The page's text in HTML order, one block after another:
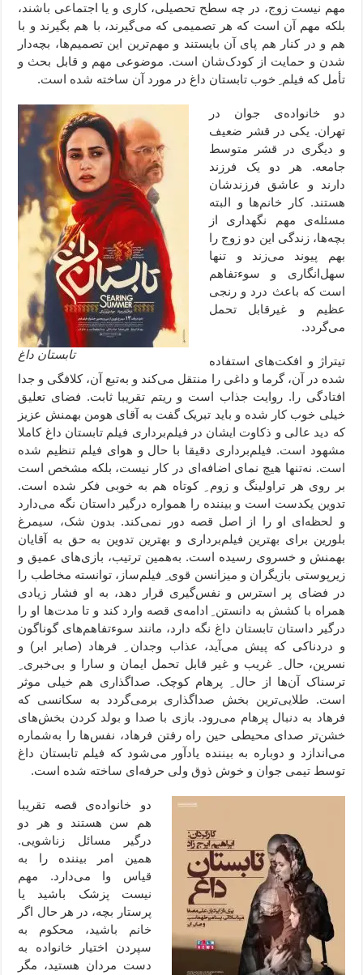
مهم نیست زوج، در چه سطح تحصیلی، کاری و یا اجتماعی باشند،
بلکه مهم آن است که هر تصمیمی که می‌گیرند، با هم بگیرند و با
هم و در کنار هم پای آن بایستند و مهم‌ترین این تصمیم‌ها، بچه‌دار
شدن و حمایت از کودک‌شان است. موضوعی مهم و قابل بحث و
تأمل که فیلم ِ خوب تابستان داغ در مورد آن ساخته شده است.
تابستان داغ
دو خانواده‌ی جوان در
تهران. یکی در قشر ضعیف
و دیگری در قشر متوسط
جامعه. هر دو یک فرزند
دارند و عاشق فرزندشان
هستند. کار خانم‌ها و البته
مسئله‌ی مهم نگهداری از
بچه‌ها، زندگی این دو زوج را
بهم پیوند می‌زند و تنها
سهل‌انگاری و سوءتفاهم
است که باعث درد و رنجی
عظیم و غیرقابل تحمل
می‌گردد.
تیتراژ و افکت‌‌های استفاده
شده در آن، گرما و داغی را منتقل می‌کند و به‌تبع آن، کلافگی و جدا
افتادگی را. روایت جذاب است و ریتم تقریبا ثابت. فضای تعلیق
خیلی خوب کار شده و باید تبریک گفت به آقای هومن بهمنش عزیز
که دید عالی و ذکاوت ایشان در فیلم‌برداری فیلم تابستان داغ کاملا
مشهود است. فیلم‌برداری دقیقا با حال و هوای فیلم تنظیم شده
است. نه‌تنها هیچ نمای اضافه‌ای در کار نیست، بلکه مشخص است
بر روی هر تراولینگ و زوم ِ کوتاه هم به خوبی فکر شده است.
تدوین یکدست است و بیننده را همواره درگیر داستان نگه می‌دارد
و لحظه‌ای او را از اصل قصه دور نمی‌کند. بدون شک، سیمرغ
بلورین برای بهترین فیلم‌برداری و بهترین تدوین به حق به آقایان
بهمنش و خسروی رسیده است. به‌همین ترتیب، بازی‌های عمیق و
زیرپوستی بازیگران و میزانسن قوی ِ فیلم‌‌ساز، توانسته مخاطب را
در فضای پر استرس و نفس‌گیری قرار دهد، به او فشار زیادی
همراه با کشش به دانستن ِ ادامه‌ی قصه وارد کند و تا مدت‌‌ها او را
درگیر داستان تابستان داغ نگه دارد، مانند سوءتفاهم‌های گوناگون
و دردناکی که پیش می‌آید، عذاب وجدان ِ فرهاد (صابر ابر) و
نسرین، حال ِ غریب و غیر قابل تحمل ایمان و سارا و بی‌خبری ِ
ترسناک آن‌ها از حال ِ پرهام کوچک. صداگذاری هم خیلی موثر
است. طلایی‌ترین بخش صداگذاری برمی‌گردد به سکانسی که
فرهاد به دنبال پرهام می‌رود. بازی با صدا و بولد کردن بخش‌های
خشن‌تر صدای محیطی حین راه رفتن فرهاد، نفس‌ها را به‌شماره
می‌اندازد و دوباره به بیننده یادآور می‌شود که فیلم تابستان داغ
توسط تیمی جوان و خوش ذوق ولی حرفه‌ای ساخته شده است.
دو خانواده‌ی قصه تقریبا
هم سن هستند و هر دو
درگیر مسائل زناشویی.
همین امر بیننده را به
قیاس وا می‌دارد. مهم
نیست پزشک باشید یا
پرستار بچه، در هر حال اگر
خانم باشید، محکوم به
سپردن اختیار خانواده به
دست مردان هستید، مگر